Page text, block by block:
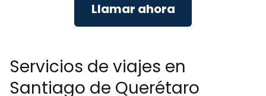
Llamar ahora
Servicios de viajes en
Santiago de Querétaro